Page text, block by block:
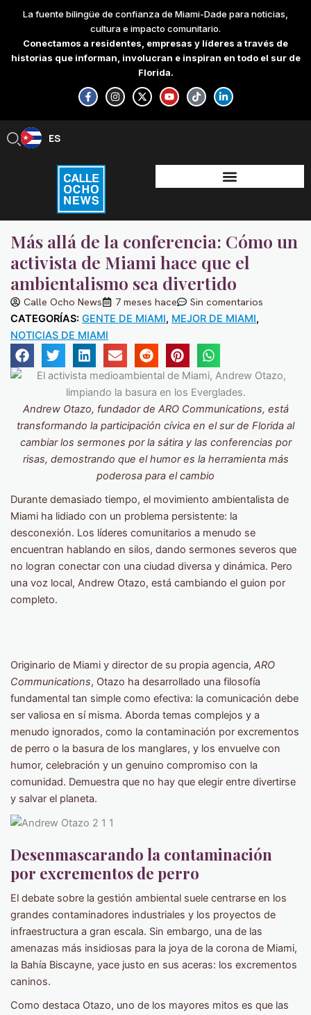
content
La fuente bilingüe de confianza de Miami-Dade para noticias,
cultura e impacto comunitario.
Conectamos a residentes, empresas y líderes a través de
historias que informan, involucran e inspiran en todo el sur de
Florida.
F
a
c
e
-
f
I
n
s
t
X
-
t
w
Y
o
u
t
T
i
k
t
L
i
n
k
-
i
n
ES
EN
Más allá de la conferencia: Cómo un
activista de Miami hace que el
ambientalismo sea divertido
Calle Ocho News 7 meses hace Sin comentarios
CATEGORÍAS: GENTE DE MIAMI, MEJOR DE MIAMI,
NOTICIAS DE MIAMI
Andrew Otazo, fundador de ARO Communications, está
transformando la participación cívica en el sur de Florida al
cambiar los sermones por la sátira y las conferencias por
risas, demostrando que el humor es la herramienta más
poderosa para el cambio
Durante demasiado tiempo, el movimiento ambientalista de
Miami ha lidiado con un problema persistente: la
desconexión. Los líderes comunitarios a menudo se
encuentran hablando en silos, dando sermones severos que
no logran conectar con una ciudad diversa y dinámica. Pero
una voz local, Andrew Otazo, está cambiando el guion por
completo.
Originario de Miami y director de su propia agencia, ARO
Communications, Otazo ha desarrollado una filosofía
fundamental tan simple como efectiva: la comunicación debe
ser valiosa en sí misma. Aborda temas complejos y a
menudo ignorados, como la contaminación por excrementos
de perro o la basura de los manglares, y los envuelve con
humor, celebración y un genuino compromiso con la
comunidad. Demuestra que no hay que elegir entre divertirse
y salvar el planeta.
Desenmascarando la contaminación
por excrementos de perro
El debate sobre la gestión ambiental suele centrarse en los
grandes contaminadores industriales y los proyectos de
infraestructura a gran escala. Sin embargo, una de las
amenazas más insidiosas para la joya de la corona de Miami,
la Bahía Biscayne, yace justo en sus aceras: los excrementos
caninos.
Como destaca Otazo, uno de los mayores mitos es que las